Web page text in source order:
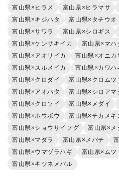
富山県×ヒラメ
富山県×ヒラマサ
富山県×キジハタ
富山県×タチウオ
富山県×サワラ
富山県×シロギス
富山県×ケンサキイカ
富山県×マハ
富山県×アオリイカ
富山県×オニカ
富山県×スルメイカ
富山県×カワハ
富山県×クロダイ
富山県×クロムツ
富山県×アオハタ
富山県×シロアマ
富山県×クロソイ
富山県×メダイ
富山県×ホウボウ
富山県×チカメキ
富山県×ショウサイフグ
富山県×メ
富山県×マダラ
富山県×メバチ
富山県×ウマヅラハギ
富山県×ムツ
富山県×キツネメバル